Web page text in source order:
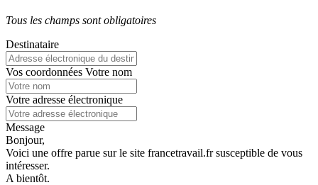
Tous les champs sont obligatoires
Destinataire
Vos coordonnées Votre nom
Votre adresse électronique
Message
Bonjour,
Voici une offre parue sur le site francetravail.fr susceptible de vous
intéresser.
A bientôt.